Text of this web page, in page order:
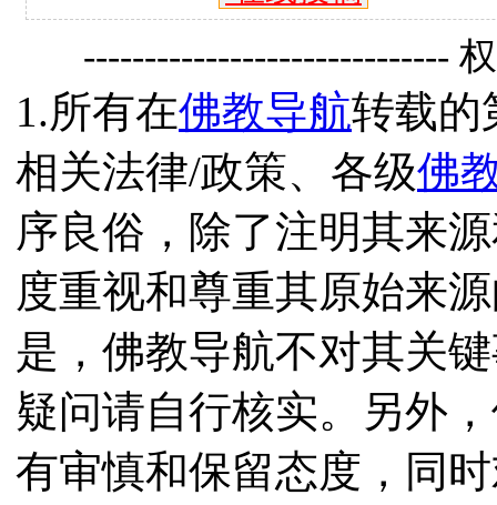
------------------------------
1.所有在佛教导航转载的
相关法律/政策、各级佛
序良俗，除了注明其来
度重视和尊重其原始来
是，佛教导航不对其关
疑问请自行核实。另外
有审慎和保留态度，同